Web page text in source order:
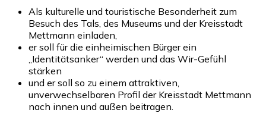
Als kulturelle und touristische Besonderheit zum
Besuch des Tals, des Museums und der Kreisstadt
Mettmann einladen,
er soll für die einheimischen Bürger ein
„Identitätsanker“ werden und das Wir-Gefühl
stärken
und er soll so zu einem attraktiven,
unverwechselbaren Profil der Kreisstadt Mettmann
nach innen und außen beitragen.